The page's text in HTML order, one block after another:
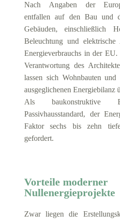
Nach Angaben der
entfallen auf den Bau und
Gebäuden, einschließlich
Beleuchtung und
Energieverbrauchs in der
Verantwortung des
lassen sich Wohnbauten
ausgeglichenen Energiebilanz
Als
Passivhausstandard, der
Faktor sechs bis zehn
gefordert.
Vorteile moderner
Nullenergieprojekte
Zwar liegen die